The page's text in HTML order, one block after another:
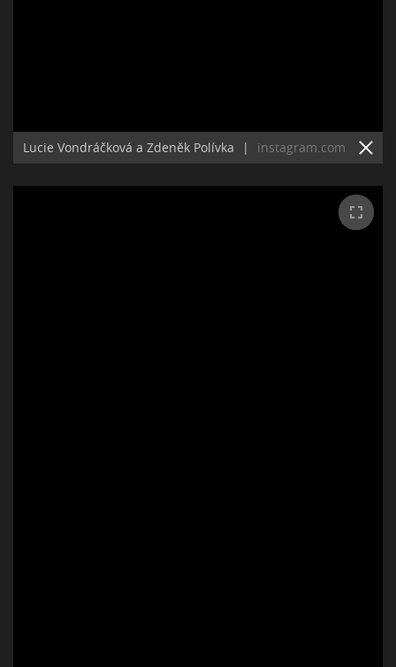
Lucie Vondráčková a Zdeněk Polívka | instagram.com